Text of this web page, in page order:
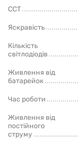
ССТ
Яскравість
Кількість
світлодіодів
Живлення від
батарейок
Час роботи
Живлення від
постійного
струму